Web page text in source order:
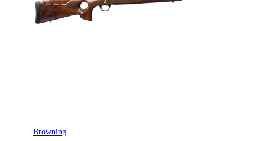
Browning